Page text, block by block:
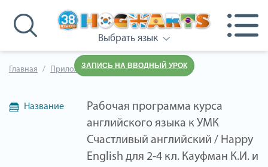
Выбрать язык
ЗАПИСЬ НА ВВОДНЫЙ УРОК
Главная Приложения к учебнику
Название
Рабочая программа курса
английского языка к УМК
Счастливый английский / Happy
English для 2-4 кл. Кауфман К.И. и